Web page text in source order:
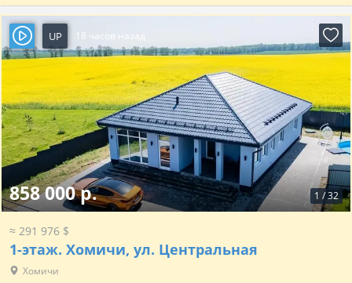
UP 18 часов назад
1 /32
858 000 р.
≈ 291 976 $
1-этаж. Хомичи, ул. Центральная
Хомичи